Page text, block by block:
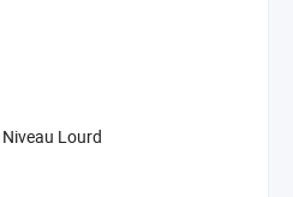
Niveau Lourd